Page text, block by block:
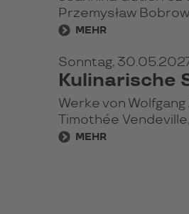
Przemysław
MEHR
Sonntag,
Kulinarische
Werke von
Timothée
MEHR